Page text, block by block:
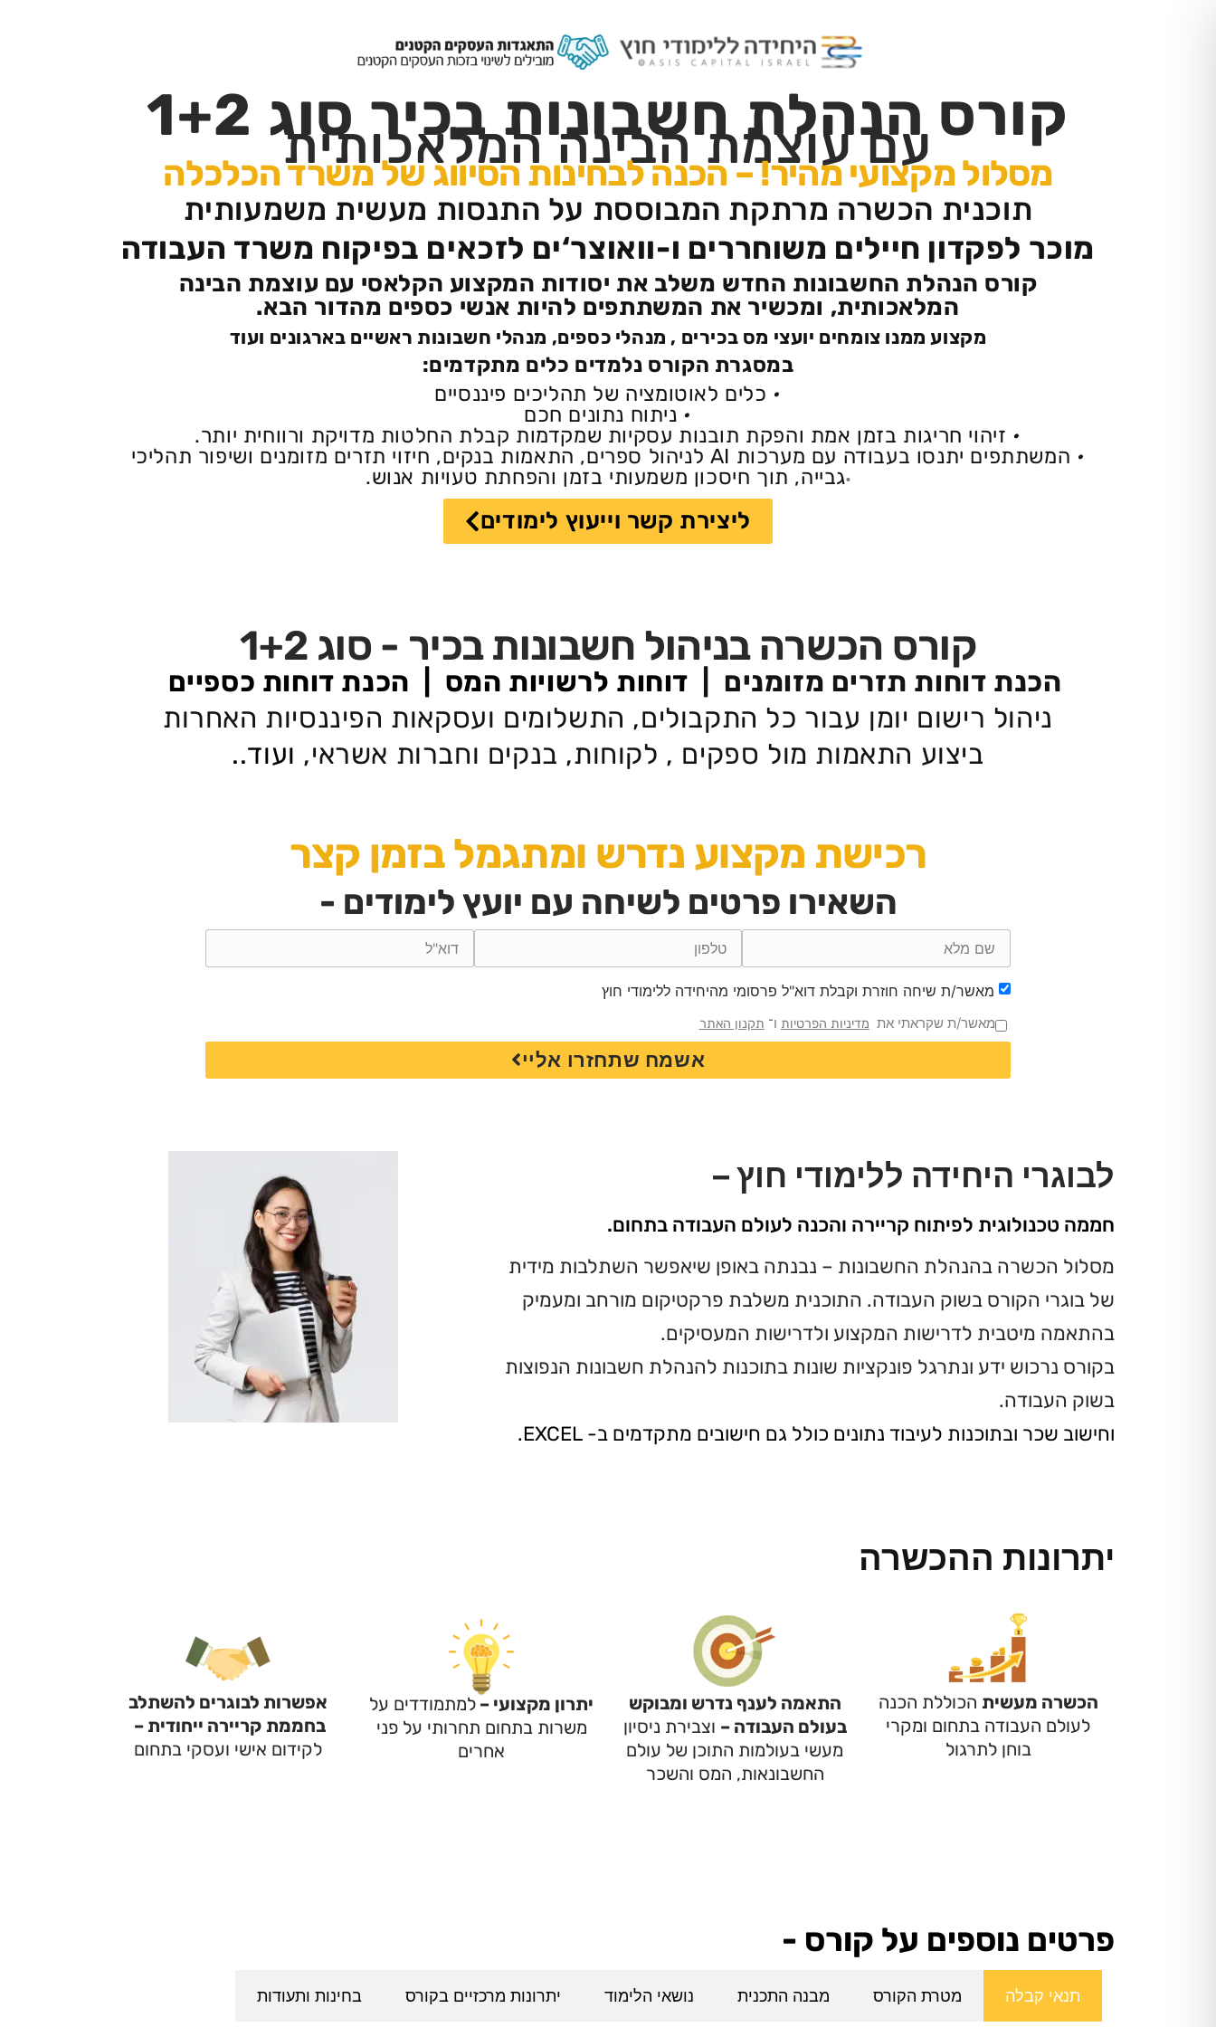
קורס הנהלת חשבונות בכיר סוג 1+2
עם עוצמת הבינה המלאכותית
מסלול מקצועי מהיר! – הכנה לבחינות הסיווג של משרד הכלכלה
תוכנית הכשרה מרתקת המבוססת על התנסות מעשית משמעותית
מוכר לפקדון חיילים משוחררים ו-וואוצר‘ים לזכאים בפיקוח משרד העבודה
קורס הנהלת החשבונות החדש משלב את יסודות המקצוע הקלאסי עם עוצמת הבינה
המלאכותית, ומכשיר את המשתתפים להיות אנשי כספים מהדור הבא.
מקצוע ממנו צומחים יועצי מס בכירים , מנהלי כספים, מנהלי חשבונות ראשיים בארגונים ועוד
במסגרת הקורס נלמדים כלים מתקדמים:
• כלים לאוטומציה של תהליכים פיננסיים
• ניתוח נתונים חכם
• זיהוי חריגות בזמן אמת והפקת תובנות עסקיות שמקדמות קבלת החלטות מדויקת ורווחית יותר.
• המשתתפים יתנסו בעבודה עם מערכות AI לניהול ספרים, התאמות בנקים, חיזוי תזרים מזומנים ושיפור תהליכי
•גבייה, תוך חיסכון משמעותי בזמן והפחתת טעויות אנוש.
ליצירת קשר וייעוץ לימודים
קורס הכשרה בניהול חשבונות בכיר - סוג 1+2
הכנת דוחות תזרים מזומנים | דוחות לרשויות המס | הכנת דוחות כספיים
ניהול רישום יומן עבור כל התקבולים, התשלומים ועסקאות הפיננסיות האחרות
ביצוע התאמות מול ספקים , לקוחות, בנקים וחברות אשראי, ועוד..
רכישת מקצוע נדרש ומתגמל בזמן קצר
השאירו פרטים לשיחה עם יועץ לימודים -
מאשר/ת שיחה חוזרת וקבלת דוא"ל פרסומי מהיחידה ללימודי חוץ
מאשר/ת שקראתי את מדיניות הפרטיות ו־ תקנון האתר
אשמח שתחזרו אליי
לבוגרי היחידה ללימודי חוץ –
חממה טכנולוגית לפיתוח קריירה והכנה לעולם העבודה בתחום.
מסלול הכשרה בהנהלת החשבונות – נבנתה באופן שיאפשר השתלבות מידית
של בוגרי הקורס בשוק העבודה. התוכנית משלבת פרקטיקום מורחב ומעמיק
בהתאמה מיטבית לדרישות המקצוע ולדרישות המעסיקים.
בקורס נרכוש ידע ונתרגל פונקציות שונות בתוכנות להנהלת חשבונות הנפוצות
בשוק העבודה.
וחישוב שכר ובתוכנות לעיבוד נתונים כולל גם חישובים מתקדמים ב- EXCEL.
יתרונות ההכשרה
הכשרה מעשית הכוללת הכנה
לעולם העבודה בתחום ומקרי
בוחן לתרגול
התאמה לענף נדרש ומבוקש
בעולם העבודה – וצבירת ניסיון
מעשי בעולמות התוכן של עולם
החשבונאות, המס והשכר
יתרון מקצועי – למתמודדים על
משרות בתחום תחרותי על פני
אחרים
אפשרות לבוגרים להשתלב
בחממת קריירה ייחודית –
לקידום אישי ועסקי בתחום
פרטים נוספים על קורס -
תנאי קבלה מטרת הקורס מבנה התכנית נושאי הלימוד יתרונות מרכזיים בקורס בחינות ותעודות